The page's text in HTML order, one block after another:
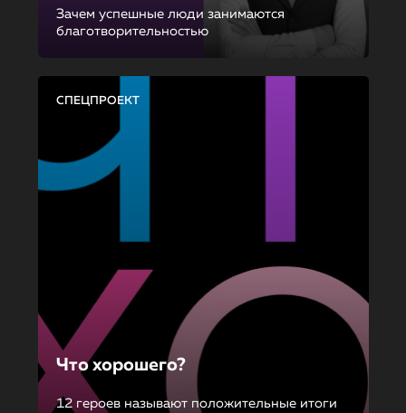
Зачем успешные люди занимаются
благотворительностью
СПЕЦПРОЕКТ
Что хорошего?
12 героев называют положительные итоги